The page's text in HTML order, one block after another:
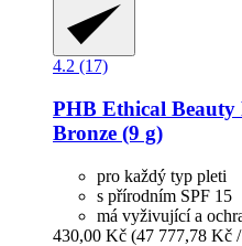
4.2 (17)
PHB Ethical Beauty
Bronze (9 g)
pro každý typ pleti
s přírodním SPF 15
má vyživující a
430,00 Kč (47 777,78 Kč